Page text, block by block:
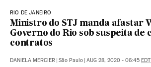
RIO DE JANEIRO
Ministro do STJ manda afastar
Governo do Rio sob suspeita de
contratos
DANIELA MERCIER | São Paulo | AUG 28, 2020 - 06:45 EDT